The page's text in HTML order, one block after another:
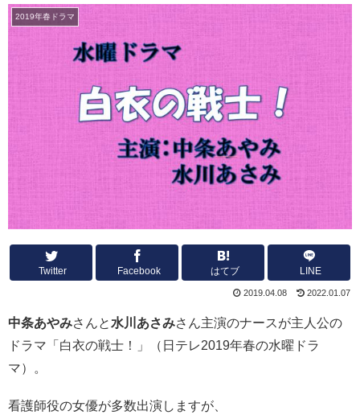
2019年春ドラマ
Twitter Facebook はてブ LINE
2019.04.08 2022.01.07
中条あやみさんと 水川あさみさん主演のナースが主人公の
ドラマ「白衣の戦士！」（日テレ2019年春の水曜ドラ
マ）。
看護師役の女優が多数出演しますが、